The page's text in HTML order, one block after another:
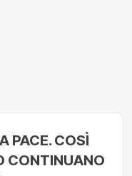
PACE. COSÌ
CONTINUANO